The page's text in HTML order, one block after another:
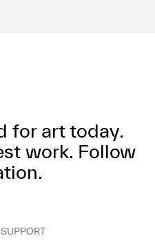
for art today.
work. Follow
SUPPORT